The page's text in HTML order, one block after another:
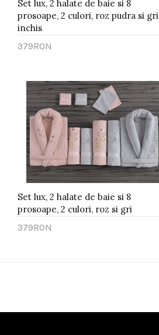
Set lux, 2 halate de baie si 8
prosoape, 2 culori, roz pudra si gri
inchis
379RON
Set lux, 2 halate de baie si 8
prosoape, 2 culori, roz si gri
379RON